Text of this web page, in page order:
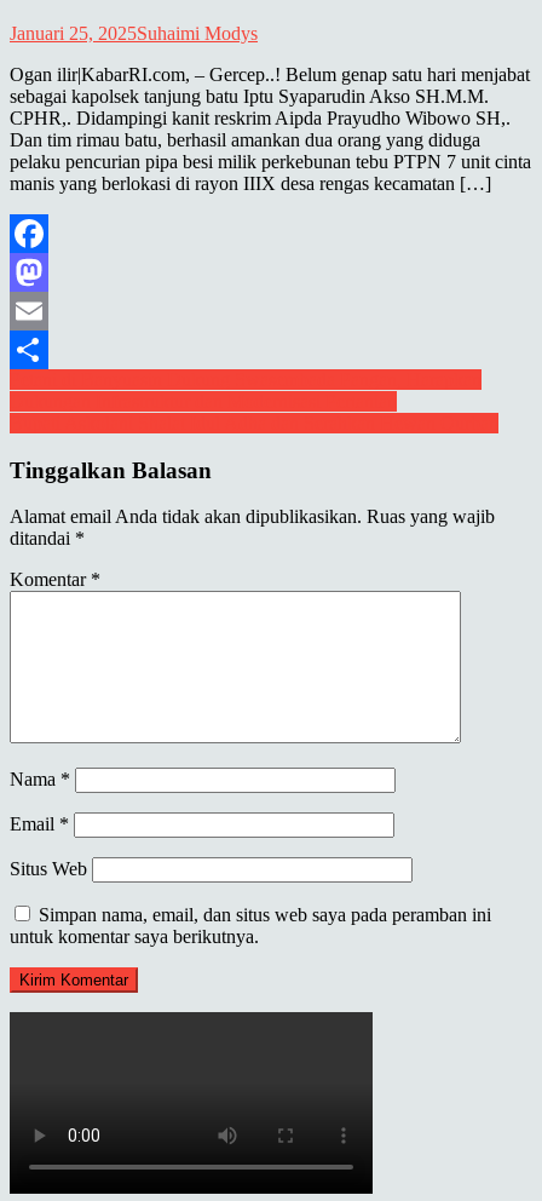
Januari 25, 2025Suhaimi Modys
Ogan ilir|KabarRI.com, – Gercep..! Belum genap satu hari menjabat
sebagai kapolsek tanjung batu Iptu Syaparudin Akso SH.M.M.
CPHR,. Didampingi kanit reskrim Aipda Prayudho Wibowo SH,.
Dan tim rimau batu, berhasil amankan dua orang yang diduga
pelaku pencurian pipa besi milik perkebunan tebu PTPN 7 unit cinta
manis yang berlokasi di rayon IIIX desa rengas kecamatan […]
Facebook
Mastodon
Email
Share
Navigasi
pos
Tinggalkan Balasan
Alamat email Anda tidak akan dipublikasikan. Ruas yang wajib
ditandai *
Komentar *
Nama *
Email *
Situs Web
Simpan nama, email, dan situs web saya pada peramban ini
untuk komentar saya berikutnya.